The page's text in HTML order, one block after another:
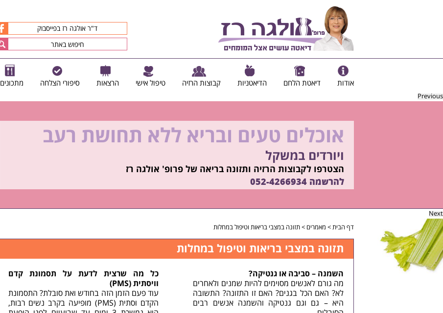
ד"ר אולגה רז בפייסבוק
אודות דיאטת הלחם הדיאטניות קבוצות הרזיה טיפול אישי הרצאות סיפורי הצלחה מתכונים
Previous
להיות מוכנות לקיץ הזה ולזה שאחריו!
בשיטת ד"ר אולגה רז
רוצים ללמוד איך?
התקשרו 052-4266934
אוכלים טעים ובריא ללא תחושת רעב
ויורדים במשקל
הצטרפו לקבוצות הרזיה ותזונה בריאה של פרופ' אולגה רז
להרשמה 052-4266934
Next
דף הבית> מאמרים >תזונה במצבי בריאות וטיפול במחלות
תזונה במצבי בריאות וטיפול במחלות
השמנה – סביבה או גנטיקה?
מה גורם לאנשים מסוימים להיות שמנים ולאחרים
לא? האם הכל בגנים? האם זו התזונה? התשובה
היא – גם וגם גנטיקה והשמנה אנשים רבים
כל מה שרצית לדעת על תסמונת קדם
וויסתית (PMS)
עוד פעם הזמן הזה בחודש ואת סובלת? התסמונת
הקדם וסתית (PMS) מופיעה בקרב נשים רבות,